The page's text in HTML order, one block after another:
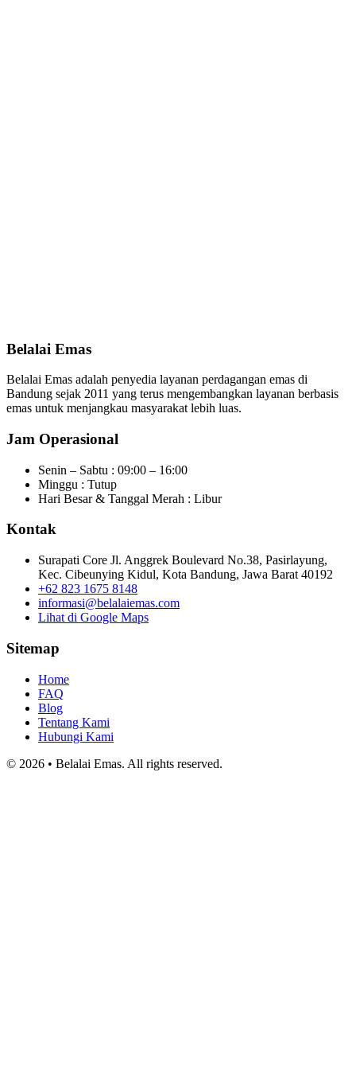
Belalai Emas
Belalai Emas adalah penyedia layanan perdagangan emas di
Bandung sejak 2011 yang terus mengembangkan layanan berbasis
emas untuk menjangkau masyarakat lebih luas.
Jam Operasional
Senin – Sabtu : 09:00 – 16:00
Minggu : Tutup
Hari Besar & Tanggal Merah : Libur
Kontak
Surapati Core Jl. Anggrek Boulevard No.38, Pasirlayung,
Kec. Cibeunying Kidul, Kota Bandung, Jawa Barat 40192
+62 823 1675 8148
informasi@belalaiemas.com
Lihat di Google Maps
Sitemap
Home
FAQ
Blog
Tentang Kami
Hubungi Kami
© 2026 • Belalai Emas. All rights reserved.